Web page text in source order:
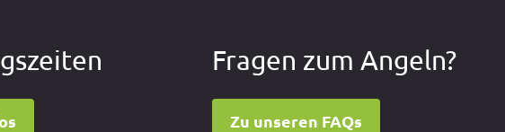
Fragen zum Angeln?
Zu unseren FAQs